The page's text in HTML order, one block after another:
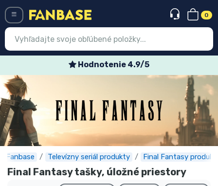
0
Hodnotenie 4.9/5
Fanbase Televízny seriál produkty Final Fantasy
Final Fantasy tašky, úložné priestory
Registrácia
Najnovšie
Akcie
Expresná preprava
Predobjednávky